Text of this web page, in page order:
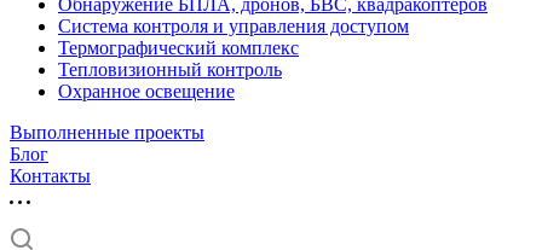
Обнаружение БПЛА, дронов, БВС, квадракоптеров
Система контроля и управления доступом
Термографический комплекс
Тепловизионный контроль
Охранное освещение
Выполненные проекты
Блог
Контакты